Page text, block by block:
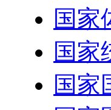
国家
国家
国家